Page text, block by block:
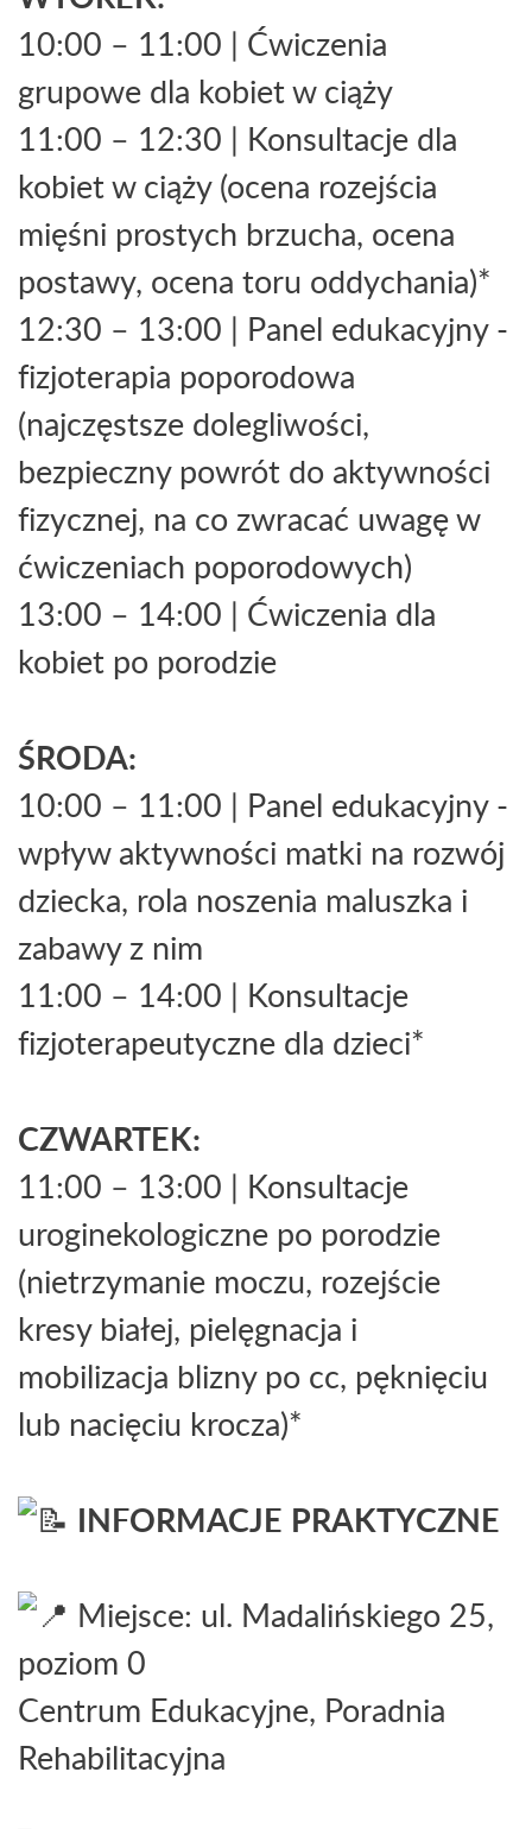
10:00 – 11:00 | Ćwiczenia
grupowe dla kobiet w ciąży
11:00 – 12:30 | Konsultacje dla
kobiet w ciąży (ocena rozejścia
mięśni prostych brzucha, ocena
postawy, ocena toru oddychania)*
12:30 – 13:00 | Panel edukacyjny -
fizjoterapia poporodowa
(najczęstsze dolegliwości,
bezpieczny powrót do aktywności
fizycznej, na co zwracać uwagę w
ćwiczeniach poporodowych)
13:00 – 14:00 | Ćwiczenia dla
kobiet po porodzie
ŚRODA:
10:00 – 11:00 | Panel edukacyjny -
wpływ aktywności matki na rozwój
dziecka, rola noszenia maluszka i
zabawy z nim
11:00 – 14:00 | Konsultacje
fizjoterapeutyczne dla dzieci*
CZWARTEK:
11:00 – 13:00 | Konsultacje
uroginekologiczne po porodzie
(nietrzymanie moczu, rozejście
kresy białej, pielęgnacja i
mobilizacja blizny po cc, pęknięciu
lub nacięciu krocza)*
INFORMACJE PRAKTYCZNE
Miejsce: ul. Madalińskiego 25,
poziom 0
Centrum Edukacyjne, Poradnia
Rehabilitacyjna